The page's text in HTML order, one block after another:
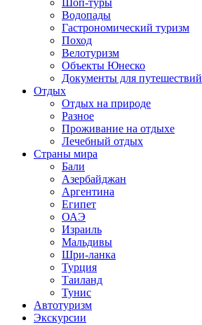
Шоп-туры
Водопады
Гастрономический туризм
Поход
Велотуризм
Объекты Юнеско
Документы для путешествий
Отдых
Отдых на природе
Разное
Проживание на отдыхе
Лечебный отдых
Страны мира
Бали
Азербайджан
Аргентина
Египет
ОАЭ
Израиль
Мальдивы
Шри-ланка
Турция
Таиланд
Тунис
Автотуризм
Экскурсии